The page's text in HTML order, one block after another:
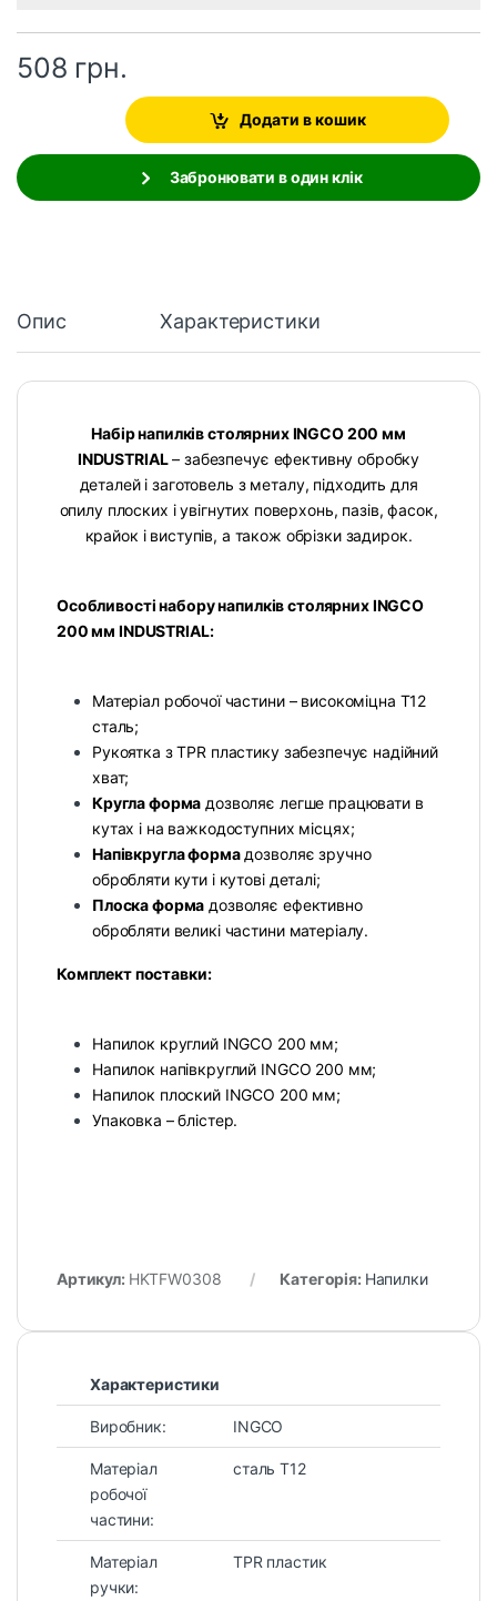
508 грн.
Додати в кошик
Забронювати в один клік
Опис Характеристики
Набір напилків столярних INGCO 200 мм
INDUSTRIAL– забезпечує ефективну обробку
деталей і заготовель з металу, підходить для
опилу плоских і увігнутих поверхонь, пазів, фасок,
крайок і виступів, а також обрізки задирок.
Особливості набору напилків столярних INGCO
200 мм INDUSTRIAL:
Матеріал робочої частини – високоміцна T12
сталь;
Рукоятка з TPR пластику забезпечує надійний
хват;
Кругла форма дозволяє легше працювати в
кутах і на важкодоступних місцях;
Напівкругла формадозволяє зручно
обробляти кути і кутові деталі;
Плоска форма дозволяє ефективно
обробляти великі частини матеріалу.
Комплект поставки:
Напилок круглий INGCO 200 мм;
Напилок напівкруглий INGCO 200 мм;
Напилок плоский INGCO 200 мм;
Упаковка – блістер.
Артикул: HKTFW0308 Категорія: Напилки
Характеристики
Виробник: INGCO
Матеріал
робочої
частини:
сталь T12
Матеріал
ручки:
TPR пластик